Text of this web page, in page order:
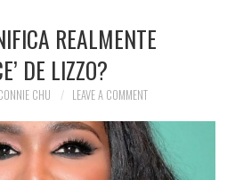
REALMENTE
DE LIZZO?
CHU LEAVE A COMMENT